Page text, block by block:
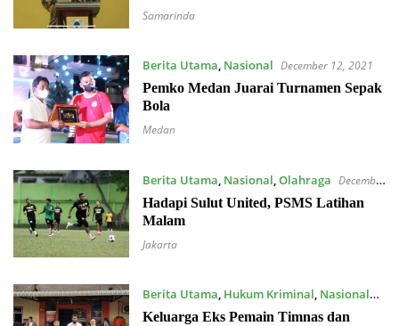
Samarinda
Berita Utama, Nasional December 12, 2021
Pemko Medan Juarai Turnamen Sepak
Bola
Medan
Berita Utama, Nasional,Olahraga December
12, 2021
Hadapi Sulut United, PSMS Latihan
Malam
Jakarta
Berita Utama, Hukum Kriminal, Nasional
December 12, 2021
Keluarga Eks Pemain Timnas dan